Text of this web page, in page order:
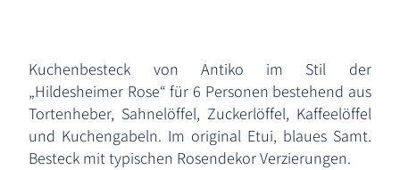
Kuchenbesteck von Antiko im Stil der
„Hildesheimer Rose“ für 6 Personen bestehend aus
Tortenheber, Sahnelöffel, Zuckerlöffel, Kaffeelöffel
und Kuchengabeln. Im original Etui, blaues Samt.
Besteck mit typischen Rosendekor Verzierungen.